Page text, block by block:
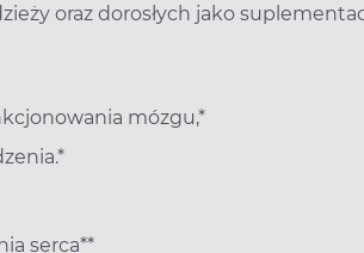
oraz dorosłych jako
mózgu,*
serca**